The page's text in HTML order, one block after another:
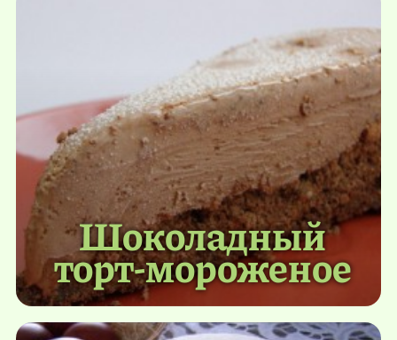
Шоколадный
торт-мороженое